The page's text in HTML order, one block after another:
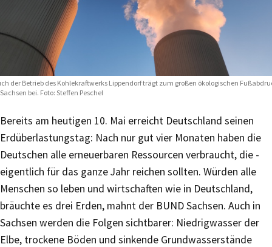
der Betrieb des Kohlekraftwerks Lippendorf trägt zum großen ökologischen
bei. Foto: Steffen Peschel
Bereits am heutigen 10. Mai erreicht Deutschland seinen
Erdüberlastungstag: Nach nur gut vier Monaten haben die
Deutschen alle erneuerbaren Ressourcen verbraucht, die ­
eigentlich für das ganze Jahr reichen sollten. Würden alle
Menschen so leben und wirtschaften wie in Deutschland,
bräuchte es drei Erden, mahnt der BUND Sachsen. Auch in
Sachsen werden die Folgen sichtbarer: Niedrigwasser der
Elbe, trockene Böden und sinkende Grundwasserstände